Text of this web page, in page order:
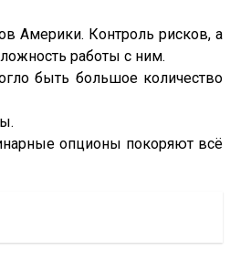
Америки. Контроль рисков, а
работы с ним.
быть большое количество
опционы покоряют всё